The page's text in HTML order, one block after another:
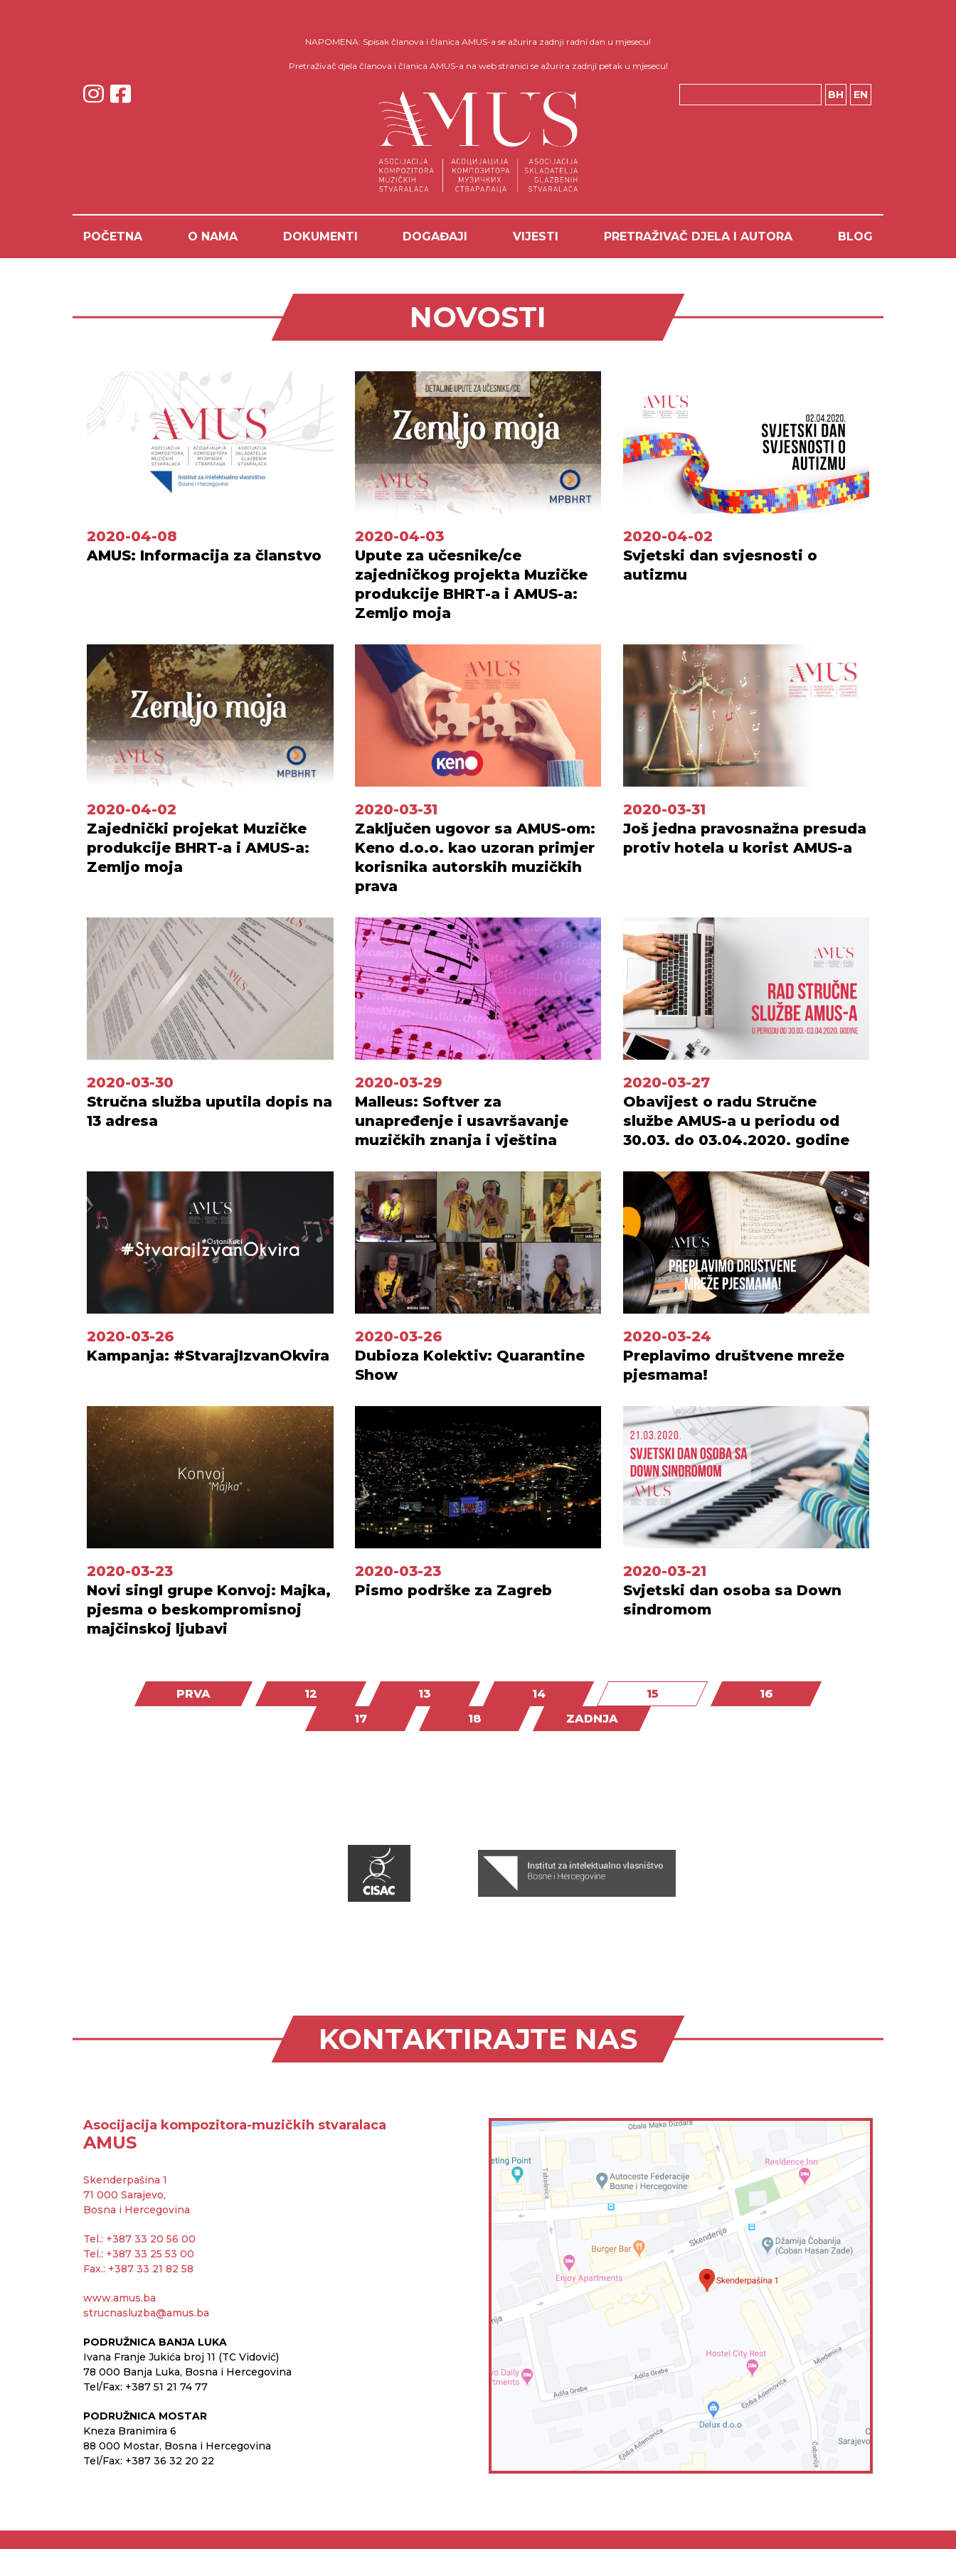
NAPOMENA: Spisak članova i članica AMUS-a se ažurira zadnji radni dan u mjesecu!
Pretraživač djela članova i članica AMUS-a na web stranici se ažurira zadnji petak u mjesecu!
BH EN
POČETNA O NAMA DOKUMENTI DOGAĐAJI VIJESTI PRETRAŽIVAČ DJELA I AUTORA BLOG
NOVOSTI
2020-04-08
AMUS: Informacija za članstvo
2020-04-03
Upute za učesnike/ce
zajedničkog projekta Muzičke
produkcije BHRT-a i AMUS-a:
Zemljo moja
2020-04-02
Svjetski dan svjesnosti o
autizmu
2020-04-02
Zajednički projekat Muzičke
produkcije BHRT-a i AMUS-a:
Zemljo moja
2020-03-31
Zaključen ugovor sa AMUS-om:
Keno d.o.o. kao uzoran primjer
korisnika autorskih muzičkih
prava
2020-03-31
Još jedna pravosnažna presuda
protiv hotela u korist AMUS-a
2020-03-30
Stručna služba uputila dopis na
13 adresa
2020-03-29
Malleus: Softver za
unapređenje i usavršavanje
muzičkih znanja i vještina
2020-03-27
Obavijest o radu Stručne
službe AMUS-a u periodu od
30.03. do 03.04.2020. godine
2020-03-26
Kampanja: #StvarajIzvanOkvira
2020-03-26
Dubioza Kolektiv: Quarantine
Show
2020-03-24
Preplavimo društvene mreže
pjesmama!
2020-03-23
Novi singl grupe Konvoj: Majka,
pjesma o beskompromisnoj
majčinskoj ljubavi
2020-03-23
Pismo podrške za Zagreb
2020-03-21
Svjetski dan osoba sa Down
sindromom
PRVA 12 13 14 15
16
17
18 ZADNJA
KONTAKTIRAJTE NAS
Asocijacija kompozitora-muzičkih stvaralaca
AMUS
Skenderpašina 1
71 000 Sarajevo,
Bosna i Hercegovina
Tel.: +387 33 20 56 00
Tel.: +387 33 25 53 00
Fax.: +387 33 21 82 58
www.amus.ba
strucnasluzba@amus.ba
PODRUŽNICA BANJA LUKA
Ivana Franje Jukića broj 11 (TC Vidović)
78 000 Banja Luka, Bosna i Hercegovina
Tel/Fax: +387 51 21 74 77
PODRUŽNICA MOSTAR
Kneza Branimira 6
88 000 Mostar, Bosna i Hercegovina
Tel/Fax: +387 36 32 20 22